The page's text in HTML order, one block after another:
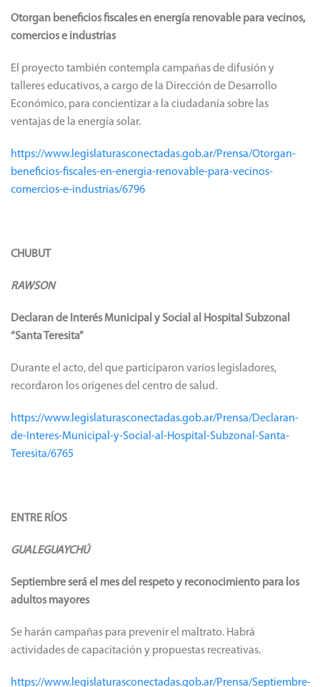
Otorgan beneficios fiscales en energía renovable para vecinos,
comercios e industrias
El proyecto también contempla campañas de difusión y
talleres educativos, a cargo de la Dirección de Desarrollo
Económico, para concientizar a la ciudadanía sobre las
ventajas de la energía solar.
https://www.legislaturasconectadas.gob.ar/Prensa/Otorgan-
beneficios-fiscales-en-energia-renovable-para-vecinos-
comercios-e-industrias/6796
CHUBUT
RAWSON
Declaran de Interés Municipal y Social al Hospital Subzonal
“Santa Teresita”
Durante el acto, del que participaron varios legisladores,
recordaron los orígenes del centro de salud.
https://www.legislaturasconectadas.gob.ar/Prensa/Declaran-
de-Interes-Municipal-y-Social-al-Hospital-Subzonal-Santa-
Teresita/6765
ENTRE RÍOS
GUALEGUAYCHÚ
Septiembre será el mes del respeto y reconocimiento para los
adultos mayores
Se harán campañas para prevenir el maltrato. Habrá
actividades de capacitación y propuestas recreativas.
https://www.legislaturasconectadas.gob.ar/Prensa/Septiembre-